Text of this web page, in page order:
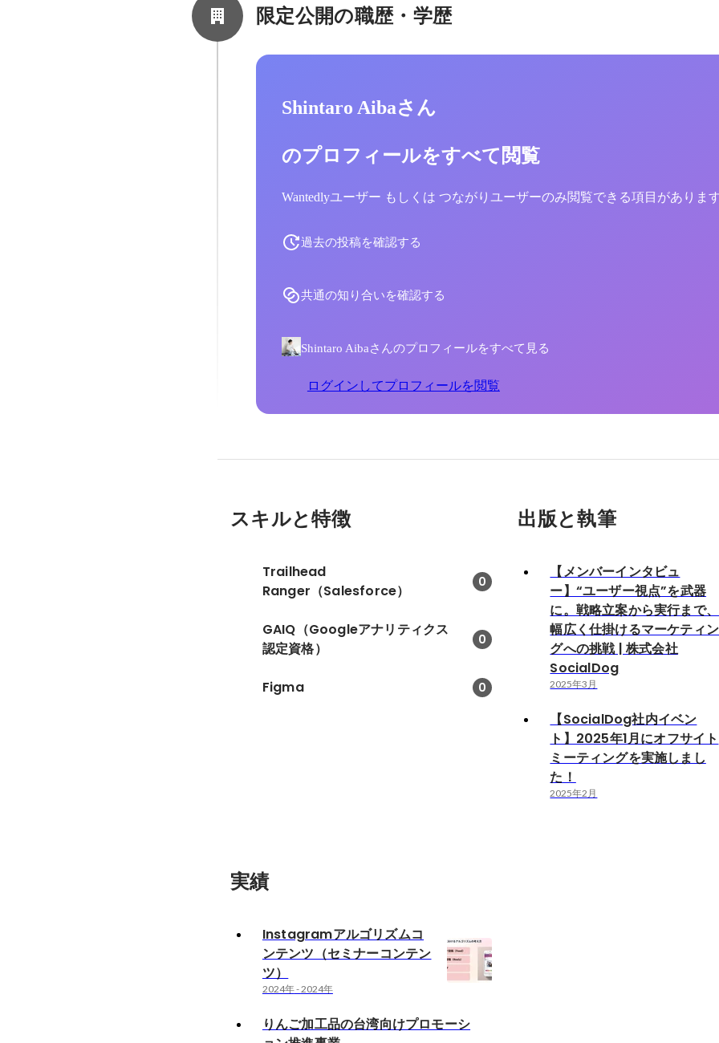
限定公開の職歴・学歴
Shintaro Aibaさん
のプロフィールをすべて閲覧
Wantedlyユーザー もしくは つながりユーザーのみ閲覧できる項目がありま
過去の投稿を確認する
共通の知り合いを確認する
Shintaro Aibaさんのプロフィールをすべて見る
ログインしてプロフィールを閲覧
スキルと特徴
Trailhead
Ranger（Salesforce）
0
GAIQ（Googleアナリティクス
認定資格）
0
Figma 0
出版と執筆
【メンバーインタビュ
ー】“ユーザー視点”を武器
に。戦略立案から実行まで、
幅広く仕掛けるマーケティン
グへの挑戦 | 株式会社
SocialDog
2025年3月
【SocialDog社内イベン
ト】2025年1月にオフサイト
ミーティングを実施しまし
た！
2025年2月
実績
Instagramアルゴリズムコ
ンテンツ（セミナーコンテン
ツ）
2024年-2024年
りんご加工品の台湾向けプロモーシ